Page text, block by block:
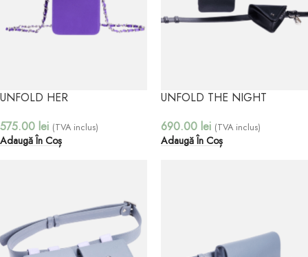
UNFOLD HER
575.00 lei (TVA inclus)
Adaugă În Coș
UNFOLD THE NIGHT
690.00 lei (TVA inclus)
Adaugă În Coș